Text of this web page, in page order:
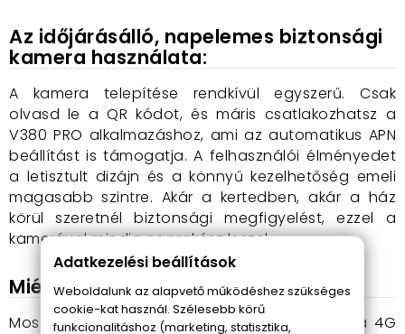
Az időjárásálló, napelemes biztonsági
kamera használata:
A kamera telepítése rendkívül egyszerű. Csak
olvasd le a QR kódot, és máris csatlakozhatsz a
V380 PRO alkalmazáshoz, ami az automatikus APN
beállítást is támogatja. A felhasználói élményedet
a letisztult dizájn és a könnyű kezelhetőség emeli
magasabb szintre. Akár a kertedben, akár a ház
körül szeretnél biztonsági megfigyelést, ezzel a
kamerával mindig naprakész leszel.
Miért érdemes azonnal vásárolnod?
Most, hogy tudod, milyen előnyöket kínál ez a 4G
Adatkezelési beállítások
Weboldalunk az alapvető működéshez szükséges
cookie-kat használ. Szélesebb körű
funkcionalitáshoz (marketing, statisztika,